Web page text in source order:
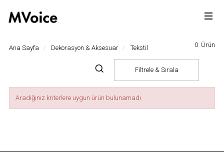
Ana Sayfa Dekorasyon & Aksesuar Tekstil
Filtrele & Sırala
0 Ürün
Aradığınız kriterlere uygun ürün bulunamadı